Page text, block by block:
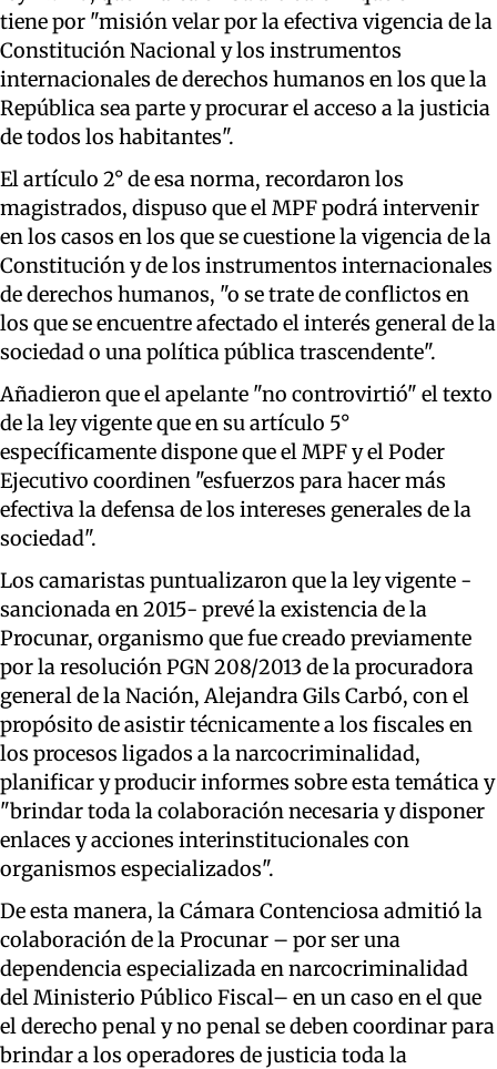
tiene por "misión velar por la efectiva vigencia de la
Constitución Nacional y los instrumentos
internacionales de derechos humanos en los que la
República sea parte y procurar el acceso a la justicia
de todos los habitantes".
El artículo 2° de esa norma, recordaron los
magistrados, dispuso que el MPF podrá intervenir
en los casos en los que se cuestione la vigencia de la
Constitución y de los instrumentos internacionales
de derechos humanos, "o se trate de conflictos en
los que se encuentre afectado el interés general de la
sociedad o una política pública trascendente".
Añadieron que el apelante "no controvirtió" el texto
de la ley vigente que en su artículo 5°
específicamente dispone que el MPF y el Poder
Ejecutivo coordinen "esfuerzos para hacer más
efectiva la defensa de los intereses generales de la
sociedad".
Los camaristas puntualizaron que la ley vigente -
sancionada en 2015- prevé la existencia de la
Procunar, organismo que fue creado previamente
por la resolución PGN 208/2013 de la procuradora
general de la Nación, Alejandra Gils Carbó, con el
propósito de asistir técnicamente a los fiscales en
los procesos ligados a la narcocriminalidad,
planificar y producir informes sobre esta temática y
"brindar toda la colaboración necesaria y disponer
enlaces y acciones interinstitucionales con
organismos especializados".
De esta manera, la Cámara Contenciosa admitió la
colaboración de la Procunar – por ser una
dependencia especializada en narcocriminalidad
del Ministerio Público Fiscal– en un caso en el que
el derecho penal y no penal se deben coordinar para
brindar a los operadores de justicia toda la